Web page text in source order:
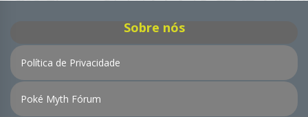
Sobre nós
Política de Privacidade
Poké Myth Fórum